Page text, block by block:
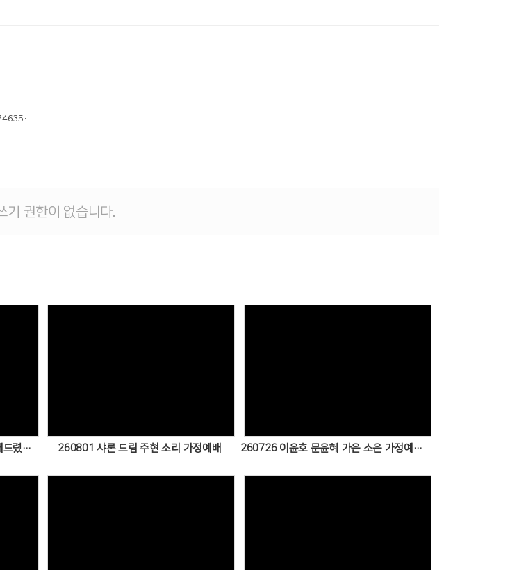
# 첨부 2.KakaoTalk_20260701_185746357.jpg
기 권한이 없습니다.
260804 종운신나하준연엘 가정예배드렸습니다 260801 샤론 드림 주현 소리 가정예배 260726 이윤호 문윤혜 가은 소은 가정예배드렸습니다